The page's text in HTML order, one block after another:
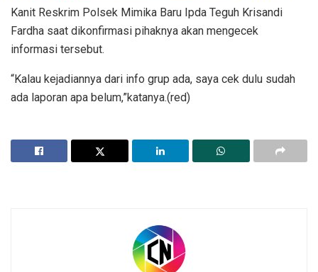
Kanit Reskrim Polsek Mimika Baru Ipda Teguh Krisandi
Fardha saat dikonfirmasi pihaknya akan mengecek
informasi tersebut.
“Kalau kejadiannya dari info grup ada, saya cek dulu sudah
ada laporan apa belum,”katanya.(red)